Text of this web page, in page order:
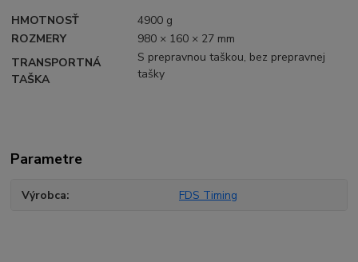
HMOTNOSŤ
4900 g
ROZMERY
980 × 160 × 27 mm
TRANSPORTNÁ
TAŠKA
S prepravnou taškou, bez prepravnej
tašky
Parametre
Výrobca FDS Timing